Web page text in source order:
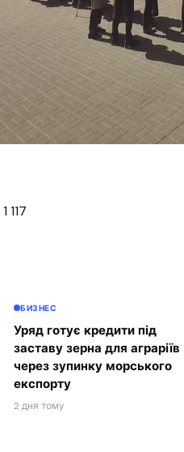
1 117
БИЗНЕС
Уряд готує кредити під
заставу зерна для аграріїв
через зупинку морського
експорту
2 дня тому